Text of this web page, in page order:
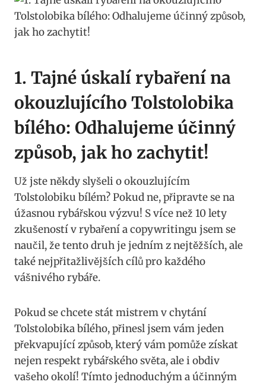
1.‌ Tajné úskalí rybaření na
okouzlujícího Tolstolobika
bílého: Odhalujeme účinný
způsob, jak ho zachytit!
Už jste někdy ​slyšeli o okouzlujícím
Tolstolobiku bílém?⁣ Pokud ne, připravte se na​
úžasnou rybářskou výzvu!⁢ S ‌více než 10 lety
⁤zkušeností v rybaření a copywritingu jsem se
naučil, že tento druh je jedním z‍ nejtěžších,⁣ ale
také nejpřitažlivějších cílů pro ​každého
vášnivého ‍rybáře.
Pokud ​se chcete stát mistrem v ⁤chytání
Tolstolobika bílého, přinesl jsem vám jeden
překvapující způsob, který⁤ vám pomůže získat⁣
nejen respekt rybářského světa,‌ ale i obdiv
vašeho okolí! ‌Tímto ⁣jednoduchým a účinným